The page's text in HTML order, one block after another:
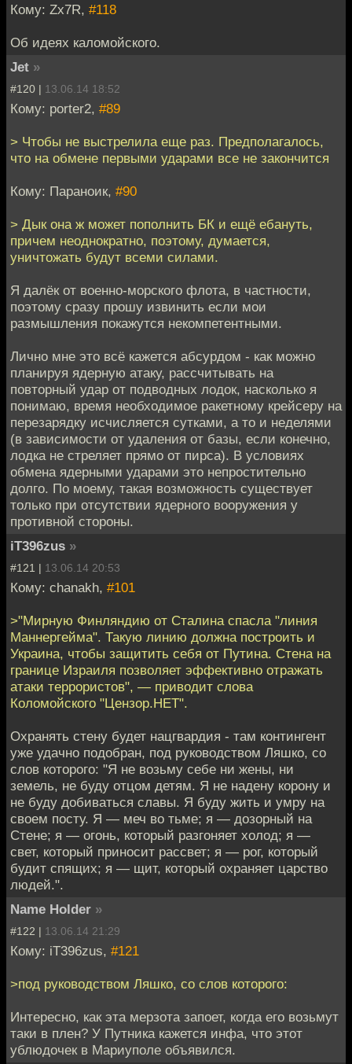
Кому: Zx7R, #118
Об идеях каломойского.
Jet »
#120 | 13.06.14 18:52
Кому: porter2, #89
> Чтобы не выстрелила еще раз. Предполагалось,
что на обмене первыми ударами все не закончится
Кому: Параноик, #90
> Дык она ж может пополнить БК и ещё ебануть,
причем неоднократно, поэтому, думается,
уничтожать будут всеми силами.
Я далёк от военно-морского флота, в частности,
поэтому сразу прошу извинить если мои
размышления покажутся некомпетентными.
Лично мне это всё кажется абсурдом - как можно
планируя ядерную атаку, рассчитывать на
повторный удар от подводных лодок, насколько я
понимаю, время необходимое ракетному крейсеру на
перезарядку исчисляется сутками, а то и неделями
(в зависимости от удаления от базы, если конечно,
лодка не стреляет прямо от пирса). В условиях
обмена ядерными ударами это непростительно
долго. По моему, такая возможность существует
только при отсутствии ядерного вооружения у
противной стороны.
iT396zus »
#121 | 13.06.14 20:53
Кому: chanakh, #101
>"Мирную Финляндию от Сталина спасла "линия
Маннергейма". Такую линию должна построить и
Украина, чтобы защитить себя от Путина. Стена на
границе Израиля позволяет эффективно отражать
атаки террористов", — приводит слова
Коломойского "Цензор.НЕТ".
Охранять стену будет нацгвардия - там контингент
уже удачно подобран, под руководством Ляшко, со
слов которого: "Я не возьму себе ни жены, ни
земель, не буду отцом детям. Я не надену корону и
не буду добиваться славы. Я буду жить и умру на
своем посту. Я — меч во тьме; я — дозорный на
Стене; я — огонь, который разгоняет холод; я —
свет, который приносит рассвет; я — рог, который
будит спящих; я — щит, который охраняет царство
людей.".
Name Holder »
#122 | 13.06.14 21:29
Кому: iT396zus, #121
>под руководством Ляшко, со слов которого:
Интересно, как эта мерзота запоет, когда его возьмут
таки в плен? У Путника кажется инфа, что этот
ублюдочек в Мариуполе объявился.